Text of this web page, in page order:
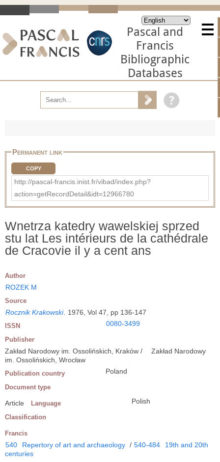
Pascal and
Francis
Bibliographic
Databases
Permanent link
COPY
http://pascal-francis.inist.fr/vibad/index.php?
action=getRecordDetail&idt=12966780
Wnetrza katedry wawelskiej sprzed
stu lat Les intérieurs de la cathédrale
de Cracovie il y a cent ans
Author
ROZEK M
Source
Rocznik Krakowski 1976, Vol 47, pp 136-147
ISSN 0080-3499
Publisher
Zakład Narodowy im. Ossolińskich, Kraków /
Zakład Narodowy
im. Ossolińskich, Wrocław
Publication country Poland
Document type
Article Language Polish
Classification
Francis
540 Repertory of art and archaeology / 540-484
19th and 20th
centuries